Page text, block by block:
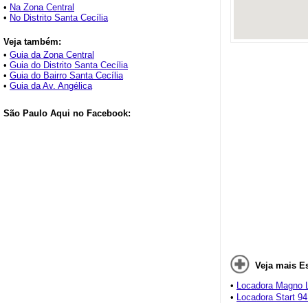
• Na Zona Central
• No Distrito Santa Cecília
Veja também:
• Guia da Zona Central
• Guia do Distrito Santa Cecília
• Guia do Bairro Santa Cecília
• Guia da Av. Angélica
São Paulo Aqui no Facebook:
Veja mais
• Locadora Magno
• Locadora Start